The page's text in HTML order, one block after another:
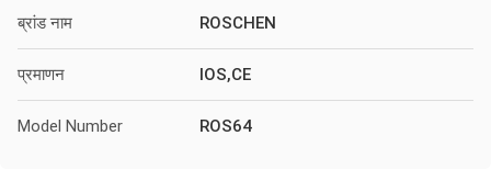
ब्रांड नाम ROSCHEN
प्रमाणन IOS,CE
Model Number ROS64